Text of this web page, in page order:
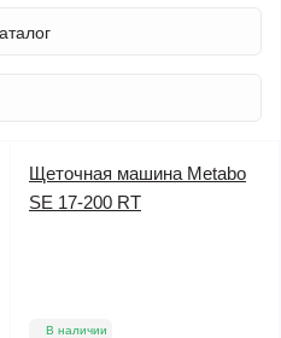
Щеточная машина Metabo
SE 17-200 RT
В наличии